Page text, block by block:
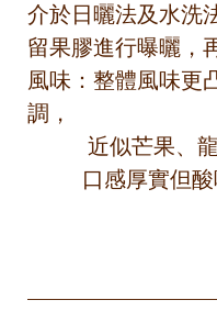
介於日曬法及水洗
留果膠進行曝曬，
風味：整體風味更
調，
近似芒果、龍
口感厚實但酸味